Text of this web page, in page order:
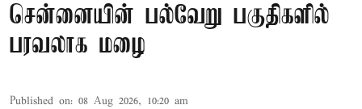
சென்னையின் பல்வேறு பகுதிகளில்
பரவலாக மழை
Published on: 08 Aug 2026, 10:20 am